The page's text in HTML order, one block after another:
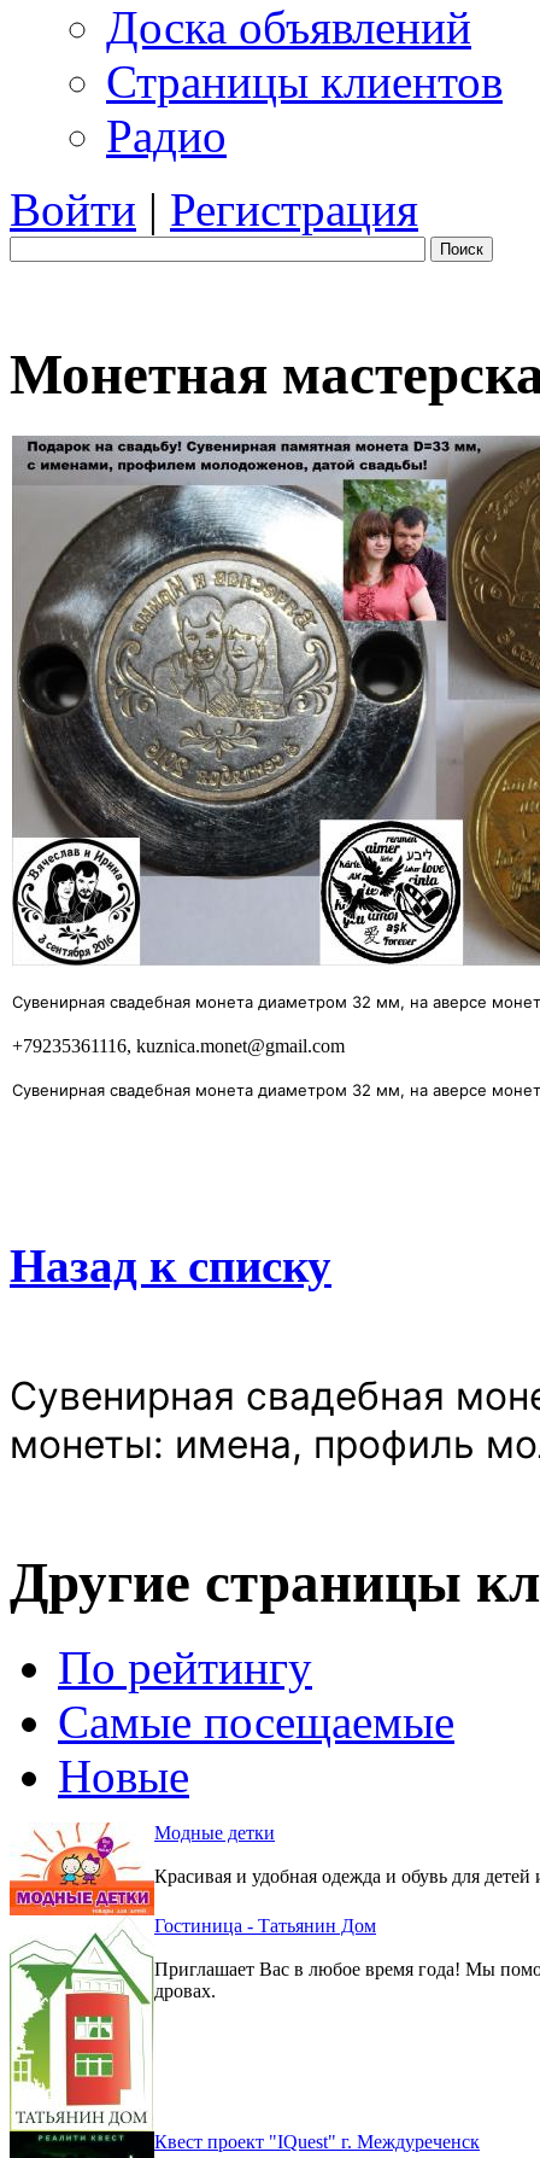
Доска объявлений
Страницы клиентов
Радио
Войти | Регистрация
Поиск
Монетная
Сувенирная свадебная монета диаметром 32 мм, на аверсе
+79235361116, kuznica.monet@gmail.com
Сувенирная свадебная монета диаметром 32 мм, на аверсе
Назад к списку
Сувенирная свадебная
монеты: имена, профиль
Другие страницы
По рейтингу
Самые посещаемые
Новые
Модные детки
Красивая и удобная одежда и обувь для детей
Гостиница - Татьянин Дом
Приглашает Вас в любое время года! Мы
дровах.
Квест проект "IQuest" г. Междуреченск